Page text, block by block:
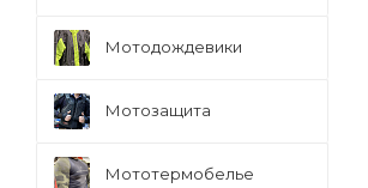
Мотодождевики
Мотозащита
Мототермобелье